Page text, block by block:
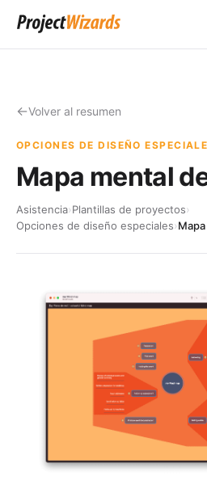
Volver al resumen
OPCIONES DE DISEÑO
Mapa mental
Asistencia›Plantillas de proyectos›
Opciones de diseño especiales›